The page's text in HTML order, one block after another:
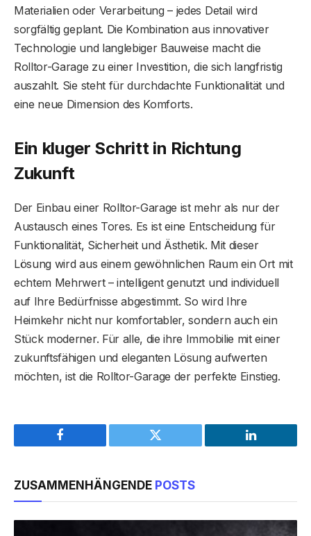
Materialien oder Verarbeitung – jedes Detail wird
sorgfältig geplant. Die Kombination aus innovativer
Technologie und langlebiger Bauweise macht die
Rolltor-Garage zu einer Investition, die sich langfristig
auszahlt. Sie steht für durchdachte Funktionalität und
eine neue Dimension des Komforts.
Ein kluger Schritt in Richtung
Zukunft
Der Einbau einer Rolltor-Garage ist mehr als nur der
Austausch eines Tores. Es ist eine Entscheidung für
Funktionalität, Sicherheit und Ästhetik. Mit dieser
Lösung wird aus einem gewöhnlichen Raum ein Ort mit
echtem Mehrwert – intelligent genutzt und individuell
auf Ihre Bedürfnisse abgestimmt. So wird Ihre
Heimkehr nicht nur komfortabler, sondern auch ein
Stück moderner. Für alle, die ihre Immobilie mit einer
zukunftsfähigen und eleganten Lösung aufwerten
möchten, ist die Rolltor-Garage der perfekte Einstieg.
Facebook Twitter LinkedIn
ZUSAMMENHÄNGENDE POSTS